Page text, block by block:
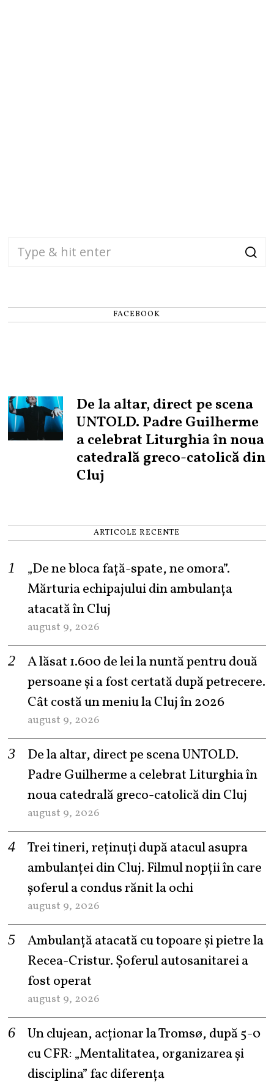
FACEBOOK
De la altar, direct pe scena
UNTOLD. Padre Guilherme
a celebrat Liturghia în noua
catedrală greco-catolică din
Cluj
ARTICOLE RECENTE
„De ne bloca față-spate, ne omora”.
Mărturia echipajului din ambulanța
atacată în Cluj
august 9, 2026
A lăsat 1.600 de lei la nuntă pentru două
persoane și a fost certată după petrecere.
Cât costă un meniu la Cluj în 2026
august 9, 2026
De la altar, direct pe scena UNTOLD.
Padre Guilherme a celebrat Liturghia în
noua catedrală greco-catolică din Cluj
august 9, 2026
Trei tineri, reținuți după atacul asupra
ambulanței din Cluj. Filmul nopții în care
șoferul a condus rănit la ochi
august 9, 2026
Ambulanță atacată cu topoare și pietre la
Recea-Cristur. Șoferul autosanitarei a
fost operat
august 9, 2026
Un clujean, acționar la Tromsø, după 5-0
cu CFR: „Mentalitatea, organizarea și
disciplina” fac diferența